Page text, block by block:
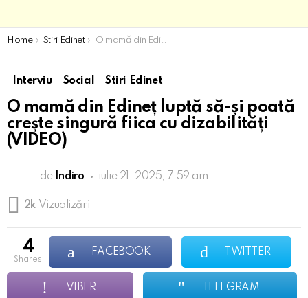
You are here:
Home Stiri Edinet O mamă din Edineț luptă să-și poată crește singură fiica cu dizabilități (VIDEO)
Interviu Social Stiri Edinet
O mamă din Edineț luptă să-și poată
crește singură fiica cu dizabilități
(VIDEO)
de Indiro iulie 21, 2025, 7:59 am
2k Vizualizări
4
shares
FACEBOOK TWITTER
VIBER TELEGRAM